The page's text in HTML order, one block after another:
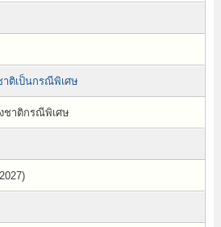
ติเป็นกรณีพิเศษ
ชาติกรณีพิเศษ